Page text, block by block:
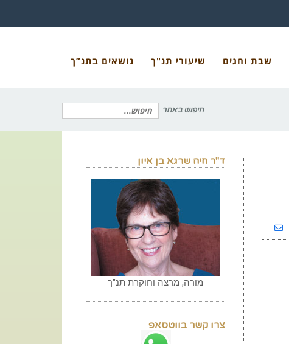
שבת וחגים שיעורי תנ"ך נושאים בתנ”ך
חיפוש באתר
עבור:
ד"ר חיה שרגא בן איון
מורה, מרצה וחוקרת תנ"ך
צרו קשר בווטסאפ